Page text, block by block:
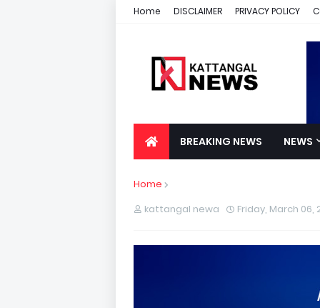
Home DISCLAIMER PRIVACY POLICY
BREAKING NEWS NEWS
Home
kattangal newa
Friday, March 06,